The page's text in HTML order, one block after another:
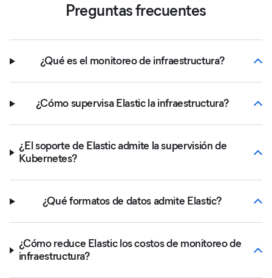
Preguntas frecuentes
¿Qué es el monitoreo de infraestructura?
¿Cómo supervisa Elastic la infraestructura?
¿El soporte de Elastic admite la supervisión de
Kubernetes?
¿Qué formatos de datos admite Elastic?
¿Cómo reduce Elastic los costos de monitoreo de
infraestructura?